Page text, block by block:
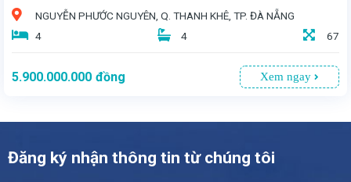
NGUYỄN PHƯỚC NGUYÊN, Q. THANH KHÊ, TP. ĐÀ NẴNG
4
4 67
5.900.000.000 đồng Xem ngay
Đăng ký nhận thông tin từ chúng tôi